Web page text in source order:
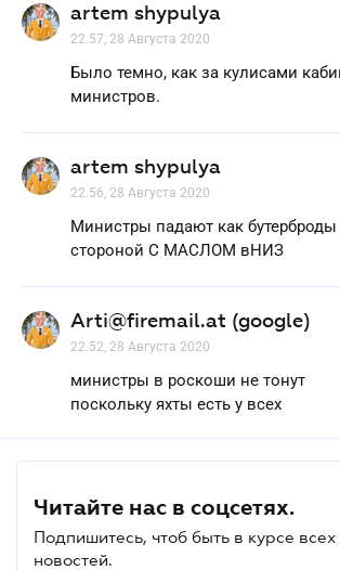
artem shypulya
22.57, 28 Августа 2020
Было темно, как за кулисами
министров.
artem shypulya
22.56, 28 Августа 2020
Министры падают как
стороной С МАСЛОМ вНИЗ
Arti@firemail.at (google)
22.52, 28 Августа 2020
министры в роскоши не тонут
поскольку яхты есть у всех
Читайте нас в соцсетях.
Подпишитесь, чтоб быть в курсе
новостей.